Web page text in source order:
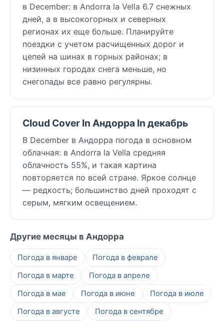
в December: в Andorra la Vella 6.7 снежных
дней, а в высокогорных и северных
регионах их еще больше. Планируйте
поездки с учетом расчищенных дорог и
цепей на шинах в горных районах; в
низинных городах снега меньше, но
снегопады все равно регулярны.
Cloud Cover In Андорра In декабрь
В December в Андорра погода в основном
облачная: в Andorra la Vella средняя
облачность 55%, и такая картина
повторяется по всей стране. Яркое солнце
— редкость; большинство дней проходят с
серым, мягким освещением.
Другие месяцы в Андорра
Погода в январе
Погода в феврале
Погода в марте
Погода в апреле
Погода в мае
Погода в июне
Погода в июле
Погода в августе
Погода в сентябре